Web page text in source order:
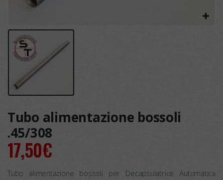
Tubo alimentazione bossoli
.45/308
17,50€
Tubo alimentazione bossoli per Decapsulatrice Automatica